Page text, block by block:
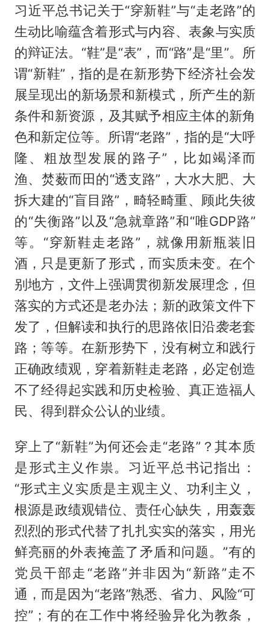
习近平总书记关于“穿新鞋”与“走老路”的
生动比喻蕴含着形式与内容、表象与实质
的辩证法。“鞋”是“表”，而“路”是“里”。所
谓“新鞋”，指的是在新形势下经济社会发
展呈现出的新场景和新模式，所产生的新
条件和新资源，及其赋予相应主体的新角
色和新定位等。所谓“老路”，指的是“大呼
隆、粗放型发展的路子”，比如竭泽而
渔、焚薮而田的“透支路”，大水大肥、大
拆大建的“盲目路”，畸轻畸重、顾此失彼
的“失衡路”以及“急就章路”和“唯GDP路”
等。“穿新鞋走老路”，就像用新瓶装旧
酒，只是更新了形式，而实质未变。在个
别地方，文件上强调贯彻新发展理念，但
落实的方式还是老办法；新的政策文件下
发了，但解读和执行的思路依旧沿袭老套
路；等等。在新形势下，没有树立和践行
正确政绩观，穿着新鞋走老路，必定创造
不了经得起实践和历史检验、真正造福人
民、得到群众公认的业绩。
穿上了“新鞋”为何还会走“老路”？其本质
是形式主义作祟。习近平总书记指出：
“形式主义实质是主观主义、功利主义，
根源是政绩观错位、责任心缺失，用轰轰
烈烈的形式代替了扎扎实实的落实，用光
鲜亮丽的外表掩盖了矛盾和问题。”有的
党员干部走“老路”并非因为“新路”走不
通，而是因为“老路”熟悉、省力、风险“可
控”；有的在工作中将经验异化为教条，